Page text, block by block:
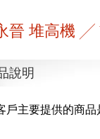
晉 堆高機 ╱
說明
戶主要提供的商